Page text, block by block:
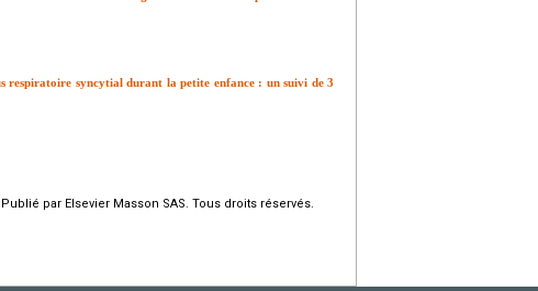
syncytial durant la petite enfance : un suivi de 3
par Elsevier Masson SAS. Tous droits réservés.